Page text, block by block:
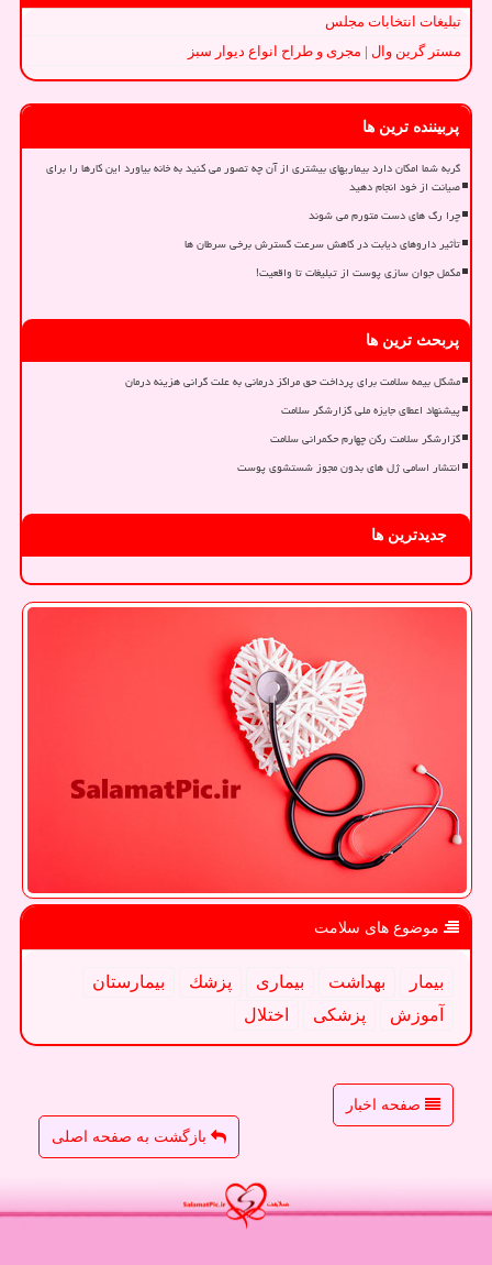
تبلیغات انتخابات مجلس
مستر گرین وال | مجری و طراح انواع دیوار سبز
پربیننده ترین ها
گربه شما امکان دارد بیماریهای بیشتری از آن چه تصور می کنید به خانه بیاورد این کارها را برای
صیانت از خود انجام دهید
چرا رگ های دست متورم می شوند
تأثیر داروهای دیابت در کاهش سرعت گسترش برخی سرطان ها
مکمل جوان سازی پوست از تبلیغات تا واقعیت!
پربحث ترین ها
مشکل بیمه سلامت برای پرداخت حق مراکز درمانی به علت گرانی هزینه درمان
پیشنهاد اعطای جایزه ملی گزارشگر سلامت
گزارشگر سلامت رکن چهارم حکمرانی سلامت
انتشار اسامی ژل های بدون مجوز شستشوی پوست
جدیدترین ها
موضوع های سلامت
بیمار بهداشت بیماری پزشك
بیمارستان
آموزش
پزشكی اختلال
صفحه اخبار
بازگشت به صفحه اصلی